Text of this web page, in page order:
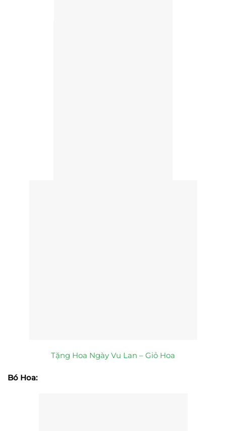
Tặng Hoa Ngày Vu Lan – Giỏ Hoa
Bó Hoa: